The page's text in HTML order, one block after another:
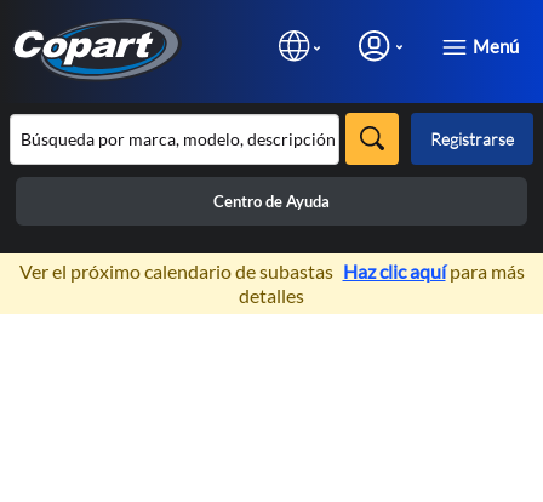
Menú
Registrarse
Centro de Ayuda
×
Ver el próximo calendario de subastas Haz clic aquípara más
detalles